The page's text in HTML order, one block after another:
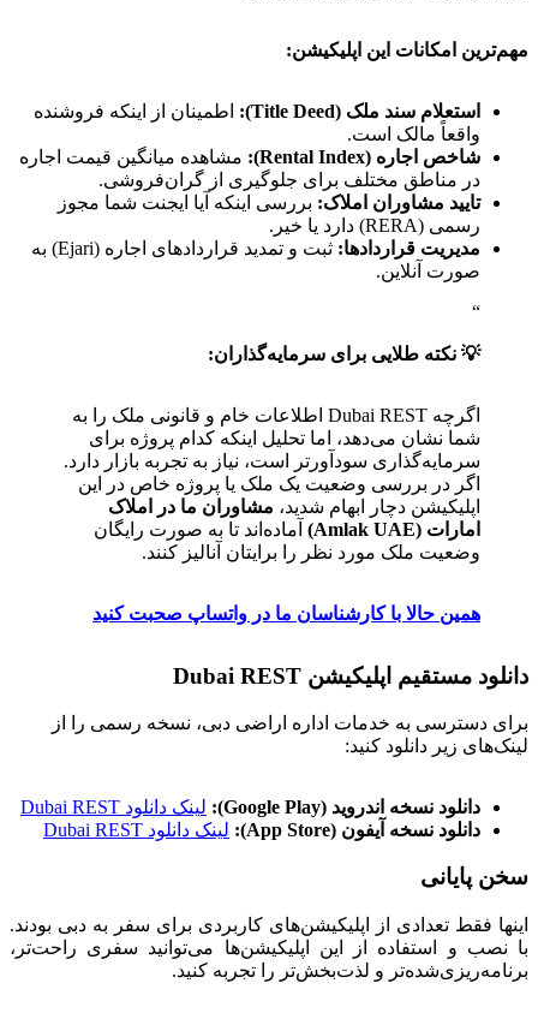
مهم‌ترین امکانات این اپلیکیشن:
استعلام سند ملک (Title Deed):
اطمینان از اینکه فروشنده
واقعاً مالک است.
شاخص اجاره (Rental Index):
مشاهده میانگین قیمت اجاره
در مناطق مختلف برای جلوگیری از گران‌فروشی.
تایید مشاوران املاک: بررسی اینکه آیا ایجنت شما مجوز
رسمی (RERA) دارد یا خیر.
مدیریت قراردادها:
ثبت و تمدید قراردادهای اجاره (Ejari) به
صورت آنلاین.
💡 نکته طلایی برای سرمایه‌گذاران:
اگرچه Dubai REST اطلاعات خام و قانونی ملک را به
شما نشان می‌دهد، اما تحلیل اینکه کدام پروژه برای
سرمایه‌گذاری سودآورتر است، نیاز به تجربه بازار دارد.
اگر در بررسی وضعیت یک ملک یا پروژه خاص در این
اپلیکیشن دچار ابهام شدید، مشاوران ما در املاک
امارات (Amlak UAE)
آماده‌اند تا به صورت رایگان
وضعیت ملک مورد نظر را برایتان آنالیز کنند.
همین حالا با کارشناسان ما در واتساپ صحبت کنید
دانلود مستقیم اپلیکیشن Dubai REST
برای دسترسی به خدمات اداره اراضی دبی، نسخه رسمی را از
لینک‌های زیر دانلود کنید:
دانلود نسخه اندروید (Google Play):
لینک دانلود Dubai REST
دانلود نسخه آیفون (App Store):
لینک دانلود Dubai REST
سخن پایانی
اینها فقط تعدادی از اپلیکیشن‌های کاربردی برای سفر به دبی بودند.
با نصب و استفاده از این اپلیکیشن‌ها می‌توانید سفری راحت‌تر،
برنامه‌ریزی‌شده‌تر و لذت‌بخش‌تر را تجربه کنید.